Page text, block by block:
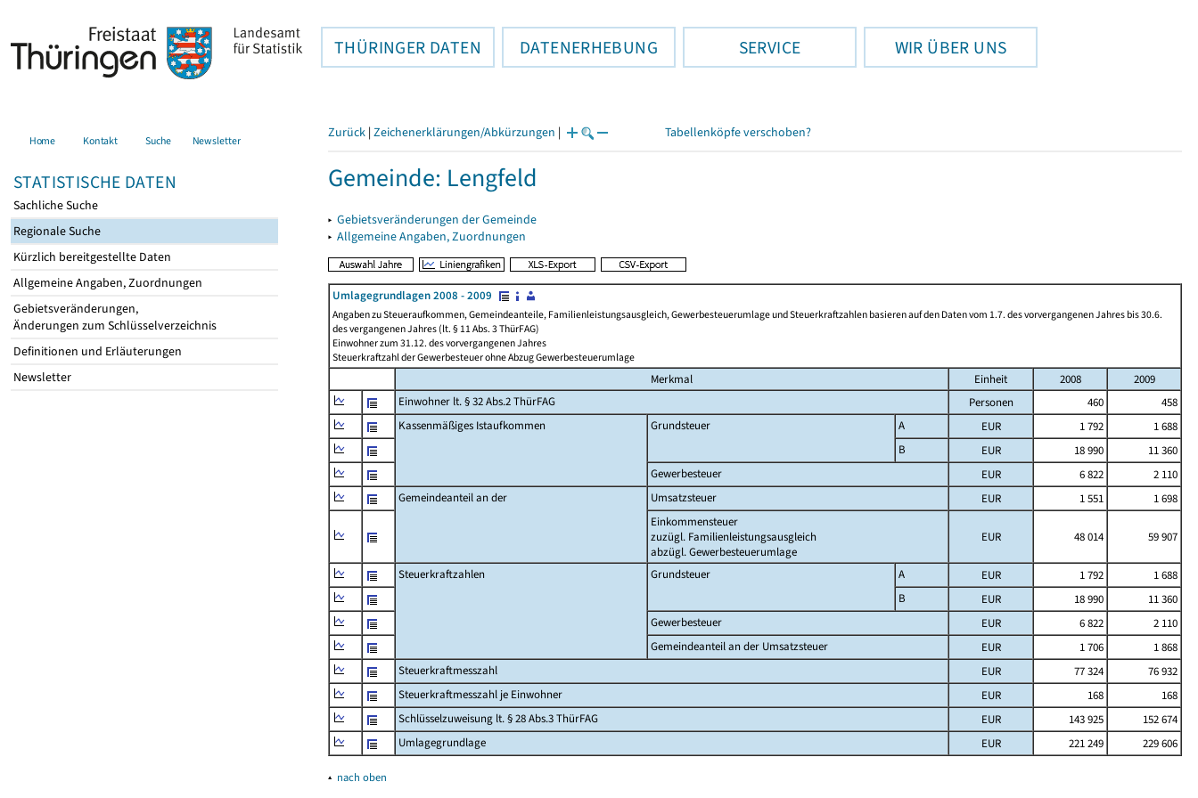
THÜRINGER DATEN DATENERHEBUNG SERVICE WIR ÜBER UNS
Home Kontakt Suche Newsletter
STATISTISCHE DATEN
Sachliche Suche
Regionale Suche
Kürzlich bereitgestellte Daten
Allgemeine Angaben, Zuordnungen
Gebietsveränderungen,
Änderungen zum Schlüsselverzeichnis
Definitionen und Erläuterungen
Newsletter
Zurück | Zeichenerklärungen/Abkürzungen | Tabellenköpfe verschoben?
Gemeinde: Lengfeld
▸ Gebietsveränderungen der Gemeinde
▸ Allgemeine Angaben, Zuordnungen
Umlagegrundlagen 2008 - 2009
Angaben zu Steueraufkommen, Gemeindeanteile, Familienleistungsausgleich, Gewerbesteuerumlage und Steuerkraftzahlen basieren auf den Daten vom 1.7. des vorvergangenen Jahres bis 30.6.
des vergangenen Jahres (lt. § 11 Abs. 3 ThürFAG)
Einwohner zum 31.12. des vorvergangenen Jahres
Steuerkraftzahl der Gewerbesteuer ohne Abzug Gewerbesteuerumlage
Merkmal Einheit 2008
2009
Einwohner lt. § 32 Abs.2 ThürFAG
Personen 460
458
Kassenmäßiges Istaufkommen
Grundsteuer A EUR 1 792
1 688
B
EUR 18 990
11 360
Gewerbesteuer
EUR 6 822
2 110
Gemeindeanteil an der
Umsatzsteuer EUR 1 551
1 698
Einkommensteuer
zuzügl. Familienleistungsausgleich
abzügl. Gewerbesteuerumlage
EUR 48 014 59 907
Steuerkraftzahlen Grundsteuer A EUR 1 792
1 688
B
EUR 18 990
11 360
Gewerbesteuer
EUR 6 822
2 110
Gemeindeanteil an der Umsatzsteuer
EUR 1 706
1 868
Steuerkraftmesszahl
EUR 77 324
76 932
Steuerkraftmesszahl je Einwohner
EUR 168
168
Schlüsselzuweisung lt. § 28 Abs.3 ThürFAG
EUR 143 925
152 674
Umlagegrundlage
EUR 221 249 229 606
▴ nach oben